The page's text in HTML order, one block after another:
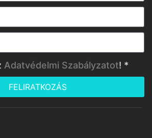
Adatvédelmi Szabályzatot! *
FELIRATKOZÁS